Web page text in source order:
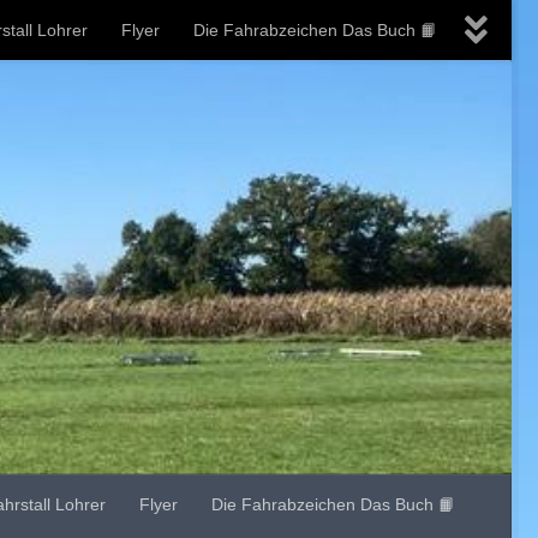
Lohrer Flyer Die Fahrabzeichen Das Buch 📙
Lohrer Flyer Die Fahrabzeichen Das Buch 📙